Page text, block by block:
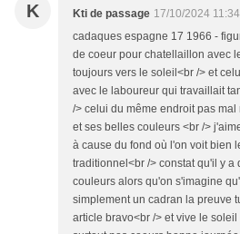
K Kti de passage 17/10/2024 11:34
cadaques espagne 17 1966 -
de coeur pour chatellaillon avec
toujours vers le soleil<br /> et
avec le laboureur qui travaillait
/> celui du même endroit pas
et ses belles couleurs <br />
à cause du fond où l'on voit bien
traditionnel<br /> constat qu'il y
couleurs alors qu'on s'imagine
simplement un cadran la preuve
article bravo<br /> et vive le